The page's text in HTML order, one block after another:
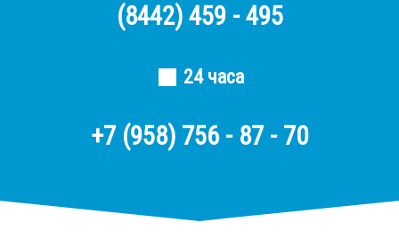
(8442) 459 - 495
24 часа
+7 (958) 756 - 87 - 70